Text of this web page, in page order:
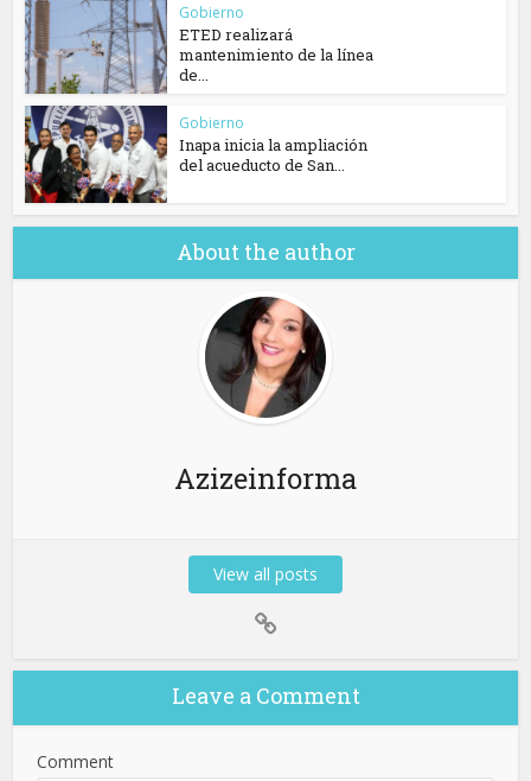
Gobierno
ETED realizará
mantenimiento de la línea
de...
Gobierno
Inapa inicia la ampliación
del acueducto de San...
About the author
Azizeinforma
View all posts
Leave a Comment
Comment